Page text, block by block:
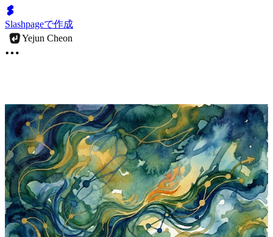
Slashpageで作成
Yejun Cheon